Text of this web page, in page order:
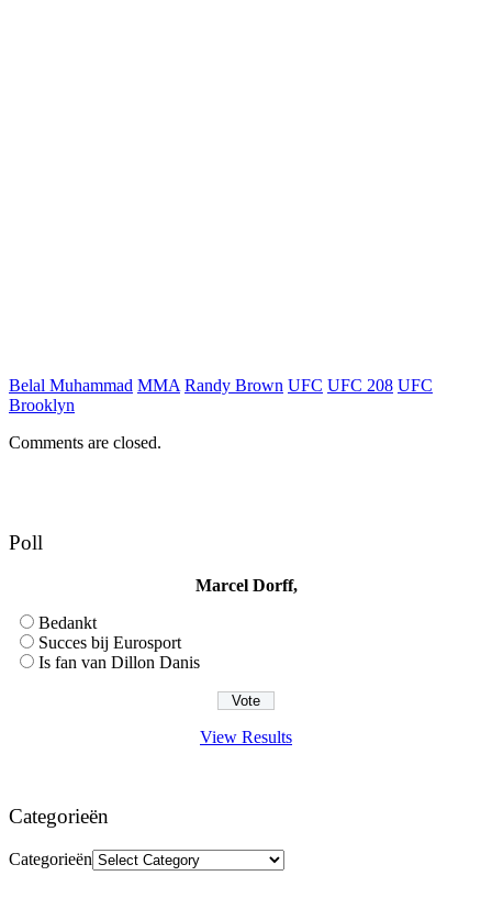
Belal Muhammad MMA Randy Brown UFC UFC 208 UFC
Brooklyn
Comments are closed.
Poll
Marcel Dorff,
Bedankt
Succes bij Eurosport
Is fan van Dillon Danis
View Results
Categorieën
Categorieën